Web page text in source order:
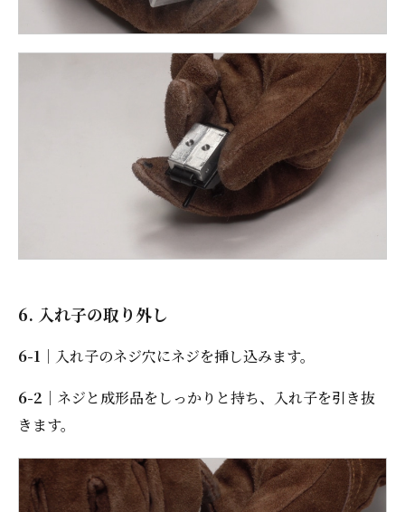
6. 入れ子の取り外し
6-1 ｜入れ子のネジ穴にネジを挿し込みます。
6-2 ｜ネジと成形品をしっかりと持ち、入れ子を引き抜
きます。